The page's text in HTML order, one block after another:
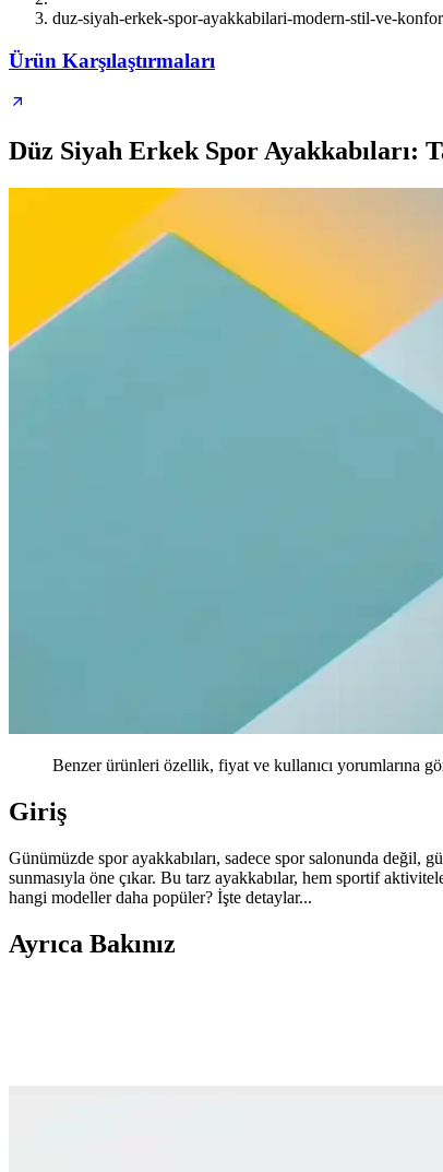
duz-siyah-erkek-spor-ayakkabilari-modern-stil-ve-
Ürün Karşılaştırmaları
Düz Siyah Erkek Spor Ayakkabıları:
Benzer ürünleri özellik, fiyat ve kullanıcı yorumlarına
Giriş
Günümüzde spor ayakkabıları, sadece spor salonunda değil,
sunmasıyla öne çıkar. Bu tarz ayakkabılar, hem sportif
hangi modeller daha popüler? İşte detaylar...
Ayrıca Bakınız